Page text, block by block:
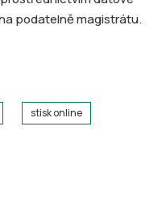
podatelně magistrátu.
stisk online